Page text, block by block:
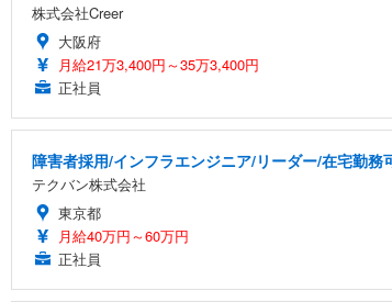
株式会社Creer
大阪府
月給21万3,400円～35万3,400円
正社員
障害者採用/インフラエンジニア/リーダー/在宅勤務
テクバン株式会社
東京都
月給40万円～60万円
正社員